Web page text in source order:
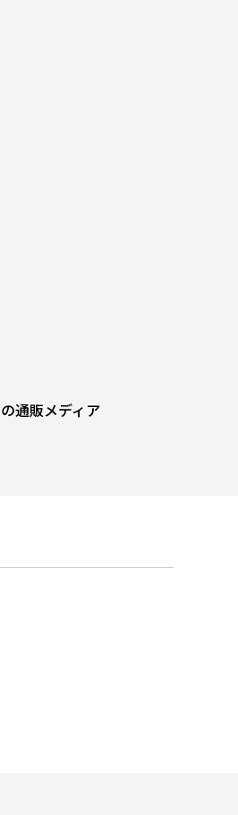
通販メディア